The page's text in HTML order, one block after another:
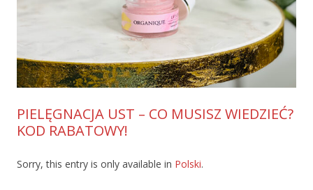
PIELĘGNACJA UST – CO MUSISZ WIEDZIEĆ?
KOD RABATOWY!
Sorry, this entry is only available in Polski.